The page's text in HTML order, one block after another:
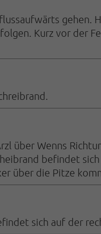
gehen.
Kurz vor der
über Wenns
befindet
über die Pitze
sich auf der